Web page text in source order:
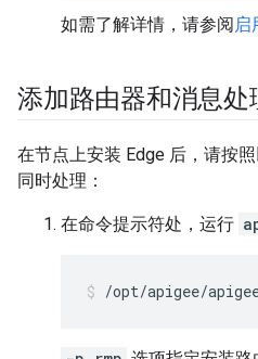
如需了解详情，请参阅启
添加路由器和消息处
在节点上安装 Edge 后，请按
同时处理：
在命令提示符处，运行
/opt/apigee/